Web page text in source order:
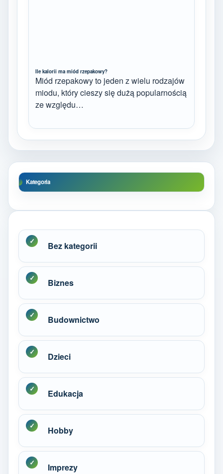
Ile kalorii ma miód rzepakowy?
Miód rzepakowy to jeden z wielu rodzajów
miodu, który cieszy się dużą popularnością
ze względu…
Kategoria
Bez kategorii
Biznes
Budownictwo
Dzieci
Edukacja
Hobby
Imprezy